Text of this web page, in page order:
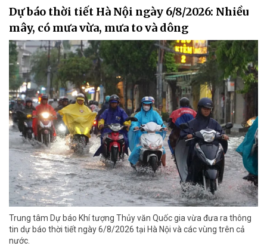
Dự báo thời tiết Hà Nội ngày 6/8/2026: Nhiều
mây, có mưa vừa, mưa to và dông
Trung tâm Dự báo Khí tượng Thủy văn Quốc gia vừa đưa ra thông
tin dự báo thời tiết ngày 6/8/2026 tại Hà Nội và các vùng trên cả
nước.